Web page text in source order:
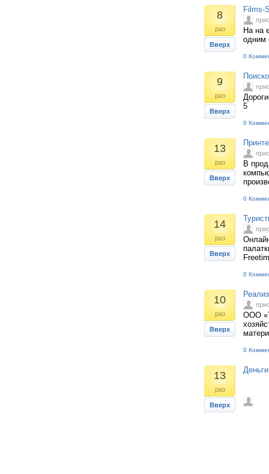
8
раз
Вверх
Films-
На на
одним
0
9
раз
Вверх
5
0
13
раз
Вверх
В
0
14
раз
Вверх
0
10
раз
Вверх
ООО
0
13
раз
Вверх